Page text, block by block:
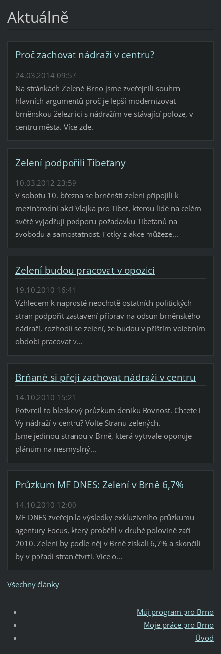
Aktuálně
Proč zachovat nádraží v centru?
24.03.2014 09:57
Na stránkách Zelené Brno jsme zveřejnili souhrn
hlavních argumentů proč je lepší modernizovat
brněnskou železnici s nádražím ve stávající poloze, v
centru města. Více zde.
Zelení podpořili Tibeťany
10.03.2012 23:59
V sobotu 10. března se brněnští zelení připojili k
mezinárodní akci Vlajka pro Tibet, kterou lidé na celém
světě vyjadřují podporu požadavku Tibeťanů na
svobodu a samostatnost. Fotky z akce můžeze...
Zelení budou pracovat v opozici
19.10.2010 16:41
Vzhledem k naprosté neochotě ostatních politických
stran podpořit zastavení příprav na odsun brněnského
nádraží, rozhodli se zelení, že budou v příštím volebním
období pracovat v...
Brňané si přejí zachovat nádraží v centru
14.10.2010 15:21
Potvrdil to bleskový průzkum deníku Rovnost. Chcete i
Vy nádraží v centru? Volte Stranu zelených.
Jsme jedinou stranou v Brně, která vytrvale oponuje
plánům na nesmyslný...
Průzkum MF DNES: Zelení v Brně 6,7%
14.10.2010 12:00
MF DNES zveřejnila výsledky exkluzivního průzkumu
agentury Focus, který proběhl v druhé polovině září
2010. Zelení by podle něj v Brně získali 6,7% a skončili
by v pořadí stran čtvrtí. Více o...
Všechny články
Můj program pro Brno
Moje práce pro Brno
Úvod